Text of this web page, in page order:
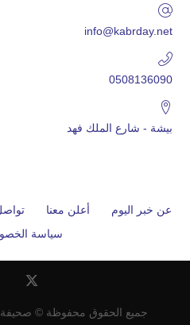
info@kabrday.net
0508136090
بيشة - شارع الملك فهد
عن خبر اليوم أعلن معنا
سياسة
جميع الحقوق محفوظة © صحيفة خبر